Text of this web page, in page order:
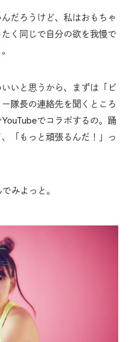
だろうけど、私はおもちゃ
く同じで自分の欲を我慢で
いと思うから、まずは「ビ
隊長の連絡先を聞くところ
でコラボするの。踊
「もっと頑張るんだ！」っ
みよっと。